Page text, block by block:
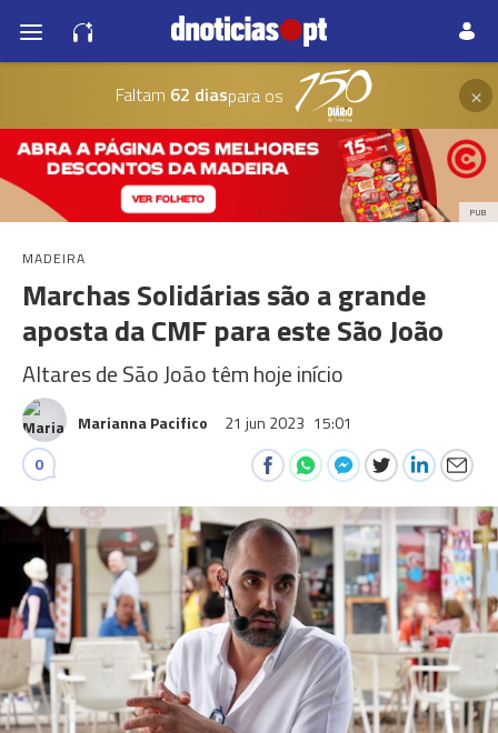
Faltam 62 diaspara os ×
PUB
MADEIRA
Marchas Solidárias são a grande
aposta da CMF para este São João
Altares de São João têm hoje início
Marianna Pacifico 21 jun 2023 15:01
0